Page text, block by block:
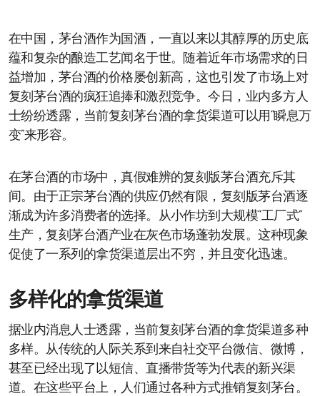
在中国，茅台酒作为国酒，一直以来以其醇厚的历史底
蕴和复杂的酿造工艺闻名于世。随着近年市场需求的日
益增加，茅台酒的价格屡创新高，这也引发了市场上对
复刻茅台酒的疯狂追捧和激烈竞争。今日，业内多方人
士纷纷透露，当前复刻茅台酒的拿货渠道可以用“瞬息万
变”来形容。
在茅台酒的市场中，真假难辨的复刻版茅台酒充斥其
间。由于正宗茅台酒的供应仍然有限，复刻版茅台酒逐
渐成为许多消费者的选择。从小作坊到大规模“工厂式”
生产，复刻茅台酒产业在灰色市场蓬勃发展。这种现象
促使了一系列的拿货渠道层出不穷，并且变化迅速。
多样化的拿货渠道
据业内消息人士透露，当前复刻茅台酒的拿货渠道多种
多样。从传统的人际关系到来自社交平台微信、微博，
甚至已经出现了以短信、直播带货等为代表的新兴渠
道。在这些平台上，人们通过各种方式推销复刻茅台。